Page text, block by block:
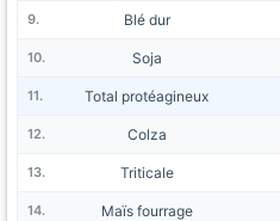
Blé dur
Soja
Total protéagineux
Colza
Triticale
Maïs fourrage